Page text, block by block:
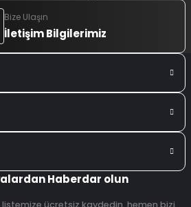
Bize Ulaşın
İletişim Bilgilerimiz
Haberdar olun